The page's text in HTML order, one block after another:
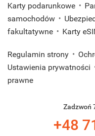
Karty podarunkowe
samochodów
fakultatywne
Karty
Regulamin strony
Ustawienia prywatności
prawne
Zadzwoń
+48